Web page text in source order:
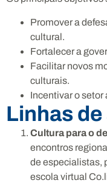
Promover a
cultural.
Fortalecer a
Facilitar novos
culturais.
Incentivar o
Linhas
Cultura para o
encontros
de especialistas,
escola virtual